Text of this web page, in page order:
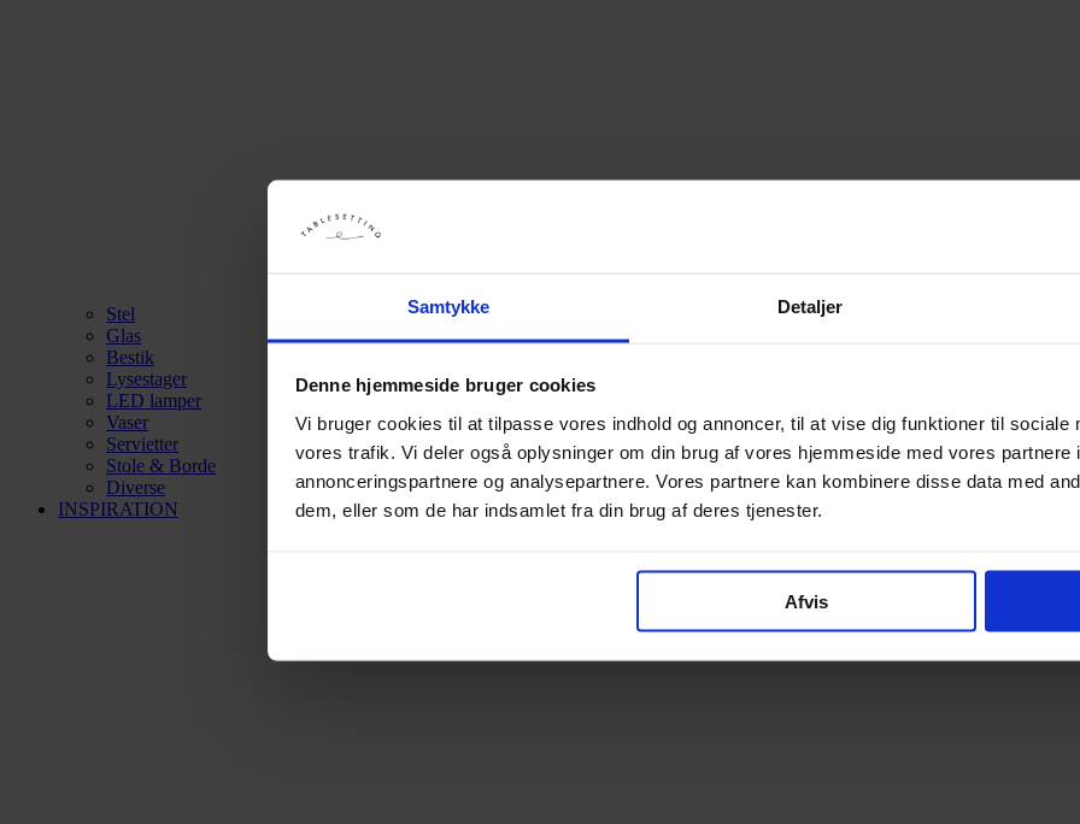
Samtykke Detaljer
Denne hjemmeside bruger cookies
Vi bruger cookies til at tilpasse vores indhold og annoncer, til at vise dig funktioner til sociale
vores trafik. Vi deler også oplysninger om din brug af vores hjemmeside med vores partnere
annonceringspartnere og analysepartnere. Vores partnere kan kombinere disse data med
dem, eller som de har indsamlet fra din brug af deres tjenester.
Afvis
Stel
Glas
Bestik
Lysestager
LED lamper
Vaser
Servietter
Stole & Borde
Diverse
INSPIRATION